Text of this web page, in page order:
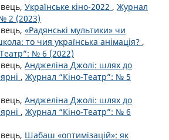
Українське кіно-2022 , Журнал
2 (2023)
«Радянські мультики» чи
то чия українська анімація? ,
№ 6 (2022)
Анджеліна Джолі: шлях до
, Журнал “Кіно-Театр”: № 5
Анджеліна Джолі: шлях до
, Журнал “Кіно-Театр”: № 6
Шабаш «оптимізацій»: як